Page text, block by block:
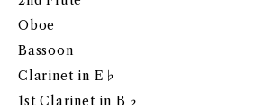
Oboe
Bassoon
Clarinet in E♭
1st Clarinet in B♭